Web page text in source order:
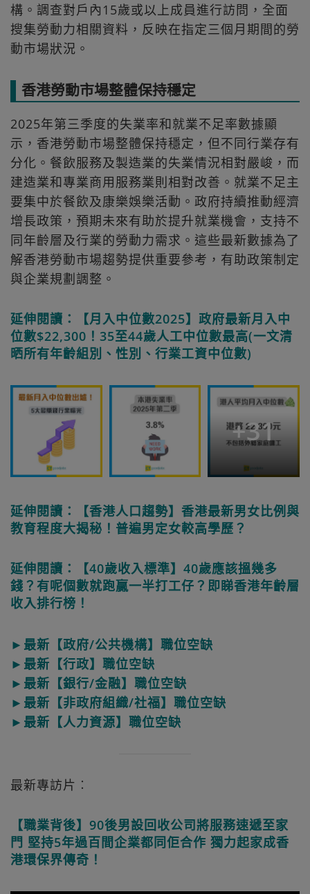
構。調查對戶內15歲或以上成員進行訪問，全面
搜集勞動力相關資料，反映在指定三個月期間的勞
動市場狀況。
香港勞動市場整體保持穩定
2025年第三季度的失業率和就業不足率數據顯
示，香港勞動市場整體保持穩定，但不同行業存有
分化。餐飲服務及製造業的失業情況相對嚴峻，而
建造業和專業商用服務業則相對改善。就業不足主
要集中於餐飲及康樂娛樂活動。政府持續推動經濟
增長政策，預期未來有助於提升就業機會，支持不
同年齡層及行業的勞動力需求。這些最新數據為了
解香港勞動市場趨勢提供重要參考，有助政策制定
與企業規劃調整。
延伸閱讀：【月入中位數2025】政府最新月入中
位數$22,300！35至44歲人工中位數最高(一文清
晒所有年齡組別、性別、行業工資中位數)
+31
延伸閱讀：【香港人口趨勢】香港最新男女比例與
教育程度大揭秘！普遍男定女較高學歷？
延伸閱讀：【40歲收入標準】40歲應該搵幾多
錢？有呢個數就跑贏一半打工仔？即睇香港年齡層
收入排行榜！
►最新【政府/公共機構】職位空缺
►最新【行政】職位空缺
►最新【銀行/金融】職位空缺
►最新【非政府組織/社福】職位空缺
►最新【人力資源】職位空缺
最新專訪片︰
【職業背後】90後男設回收公司將服務速遞至家
門 堅持5年過百間企業都同佢合作 獨力起家成香
港環保界傳奇！